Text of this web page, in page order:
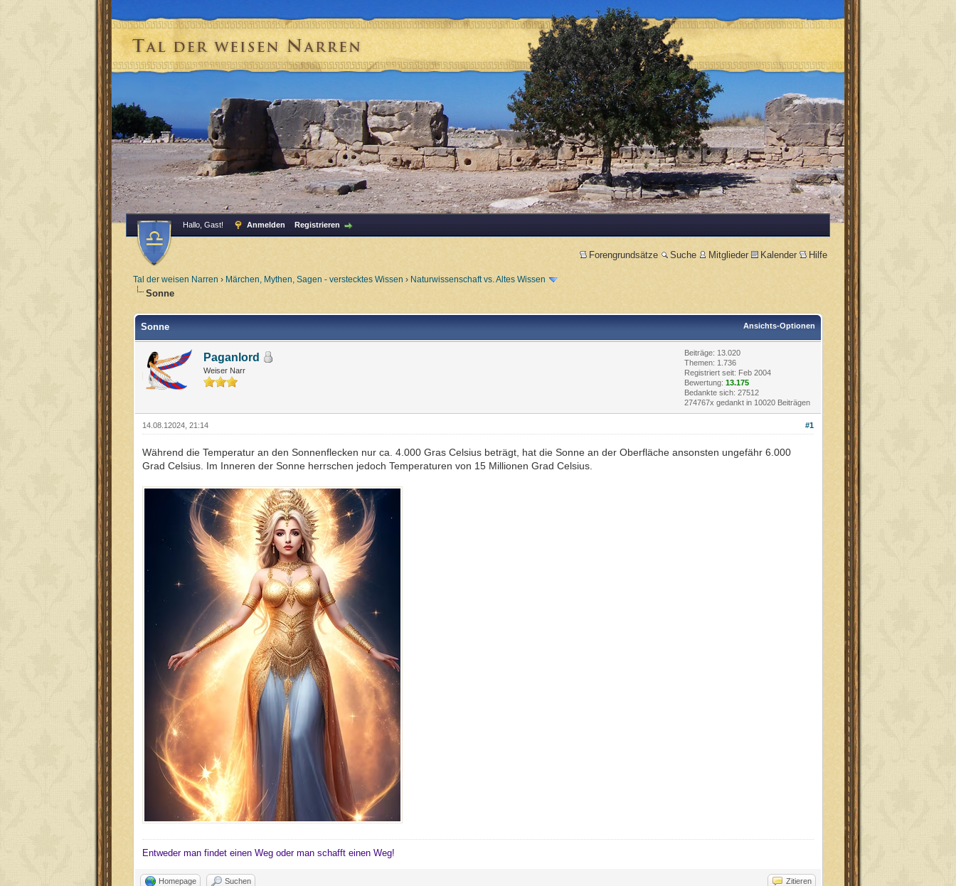
Hallo, Gast! Anmelden Registrieren
Forengrundsätze Suche Mitglieder Kalender Hilfe
Tal der weisen Narren › Märchen, Mythen, Sagen - verstecktes Wissen › Naturwissenschaft vs. Altes Wissen
Sonne
Ansichts-Optionen
Sonne
Paganlord
Weiser Narr
Beiträge: 13.020
Themen: 1.736
Registriert seit: Feb 2004
Bewertung: 13.175
Bedankte sich: 27512
274767x gedankt in 10020 Beiträgen
#1
14.08.12024, 21:14
Während die Temperatur an den Sonnenflecken nur ca. 4.000 Gras Celsius beträgt, hat die Sonne an der Oberfläche ansonsten ungefähr 6.000
Grad Celsius. Im Inneren der Sonne herrschen jedoch Temperaturen von 15 Millionen Grad Celsius.
Entweder man findet einen Weg oder man schafft einen Weg!
Homepage Suchen Zitieren